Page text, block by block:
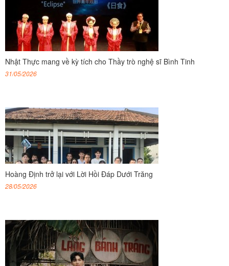
Nhật Thực mang về kỳ tích cho Thầy trò nghệ sĩ Bình Tinh
31/05/2026
Hoàng Định trở lại với Lời Hồi Đáp Dưới Trăng
28/05/2026